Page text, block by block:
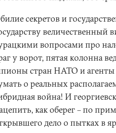
секретов и
величественный
вопросами про
у ворот, пятая колонна
стран НАТО и агенты
о реальных
война! И
как оберег – по
дело о пытках в